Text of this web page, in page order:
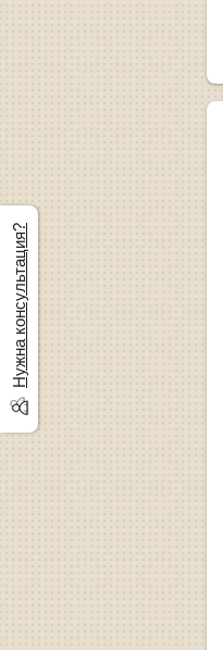
Нужна консультация?